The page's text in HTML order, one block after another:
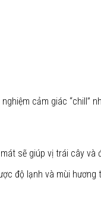
cảm giác “chill”
sẽ giúp vị trái cây và
độ lạnh và mùi hương